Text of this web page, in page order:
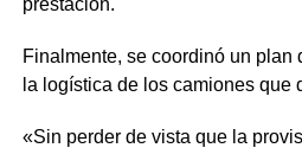
Finalmente, se coordinó un plan
la logística de los camiones que
«Sin perder de vista que la